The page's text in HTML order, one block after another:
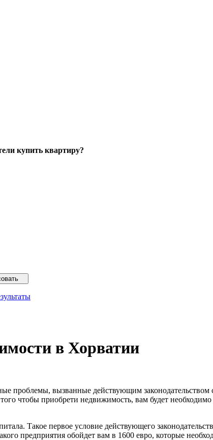
купить квартиру?
в Хорватии
проблемы, вызванные действующим законодательством
чтобы приобрети недвижимость, вам будет необходимо
Такое первое условие действующего
предприятия обойдет вам в 1600 евро, которые